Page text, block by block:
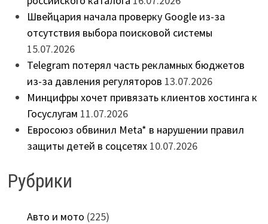
Швейцария начала проверку Google из-за
отсутствия выбора поисковой системы
15.07.2026
Telegram потерял часть рекламных бюджетов
из-за давления регуляторов 13.07.2026
Минцифры хочет привязать клиентов хостинга к
Госуслугам 11.07.2026
Евросоюз обвинил Meta* в нарушении правил
защиты детей в соцсетях 10.07.2026
Рубрики
Авто и мото (225)